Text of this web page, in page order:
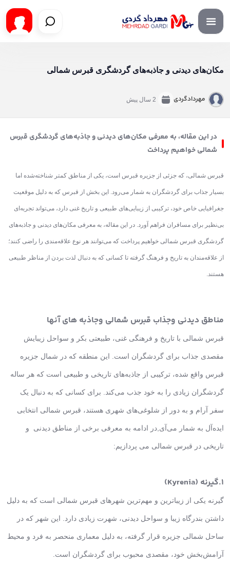
مکان‌های دیدنی و جاذبه‌های گردشگری قبرس شمالی
مهردادگردی 2 سال پیش
در این مقاله، به معرفی مکان‌های دیدنی و جاذبه‌های گردشگری قبرس
شمالی خواهیم پرداخت
قبرس شمالی، که جزئی از جزیره قبرس است، یکی از مناطق کمتر شناخته‌شده اما
بسیار جذاب برای گردشگران به شمار می‌رود. این بخش از قبرس که به دلیل موقعیت
جغرافیایی خاص خود، ترکیبی از زیبایی‌های طبیعی و تاریخ غنی دارد، می‌تواند تجربه‌ای
بی‌نظیر برای مسافران فراهم آورد. در این مقاله، به معرفی مکان‌های دیدنی و جاذبه‌های
گردشگری قبرس شمالی خواهیم پرداخت که می‌توانند هر نوع علاقه‌مندی را راضی کنند؛
از علاقه‌مندان به تاریخ و فرهنگ گرفته تا کسانی که به دنبال لذت بردن از مناظر طبیعی
هستند.
مناطق دیدنی و‌جذاب قبرس شمالی و‌جاذبه های آنها
قبرس شمالی با تاریخ و فرهنگی غنی، طبیعتی بکر و سواحل زیبایش
مقصدی جذاب برای گردشگران است. این منطقه که در شمال جزیره
قبرس واقع شده، ترکیبی از جاذبه‌های تاریخی و طبیعی است که هر ساله
گردشگران زیادی را به خود جذب می‌کند. برای کسانی که به دنبال یک
سفر آرام و به دور از شلوغی‌های شهری هستند، قبرس شمالی انتخابی
ایده‌آل به شمار می‌آی,در ادامه به معرفی برخی از مناطق دیدنی و
تاریخی در قبرس شمالی می پردازیم:
1.گیرنه (Kyrenia)
گیرنه یکی از زیباترین و مهم‌ترین شهرهای قبرس شمالی است که به دلیل
داشتن بندرگاه زیبا و سواحل دیدنی، شهرت زیادی دارد. این شهر که در
ساحل شمالی جزیره قرار گرفته، به دلیل معماری منحصر به فرد و محیط
آرامش‌بخش خود، مقصدی محبوب برای گردشگران است.